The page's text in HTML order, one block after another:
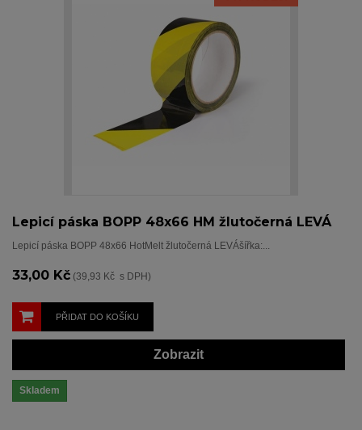
Lepicí páska BOPP 48x66 HM žlutočerná LEVÁ
Lepicí páska BOPP 48x66 HotMelt žlutočerná LEVÁšířka:...
33,00 Kč (39,93 Kč s DPH)
PŘIDAT DO KOŠÍKU
Zobrazit
Skladem